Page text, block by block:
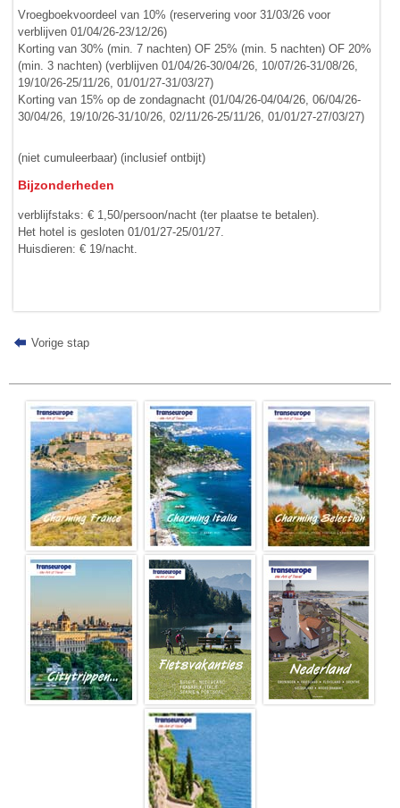
Vroegboekvoordeel van 10% (reservering voor 31/03/26 voor
verblijven 01/04/26-23/12/26)
Korting van 30% (min. 7 nachten) OF 25% (min. 5 nachten) OF 20%
(min. 3 nachten) (verblijven 01/04/26-30/04/26, 10/07/26-31/08/26,
19/10/26-25/11/26, 01/01/27-31/03/27)
Korting van 15% op de zondagnacht (01/04/26-04/04/26, 06/04/26-
30/04/26, 19/10/26-31/10/26, 02/11/26-25/11/26, 01/01/27-27/03/27)
(niet cumuleerbaar) (inclusief ontbijt)
Bijzonderheden
verblijfstaks: € 1,50/persoon/nacht (ter plaatse te betalen).
Het hotel is gesloten 01/01/27-25/01/27.
Huisdieren: € 19/nacht.
Vorige stap